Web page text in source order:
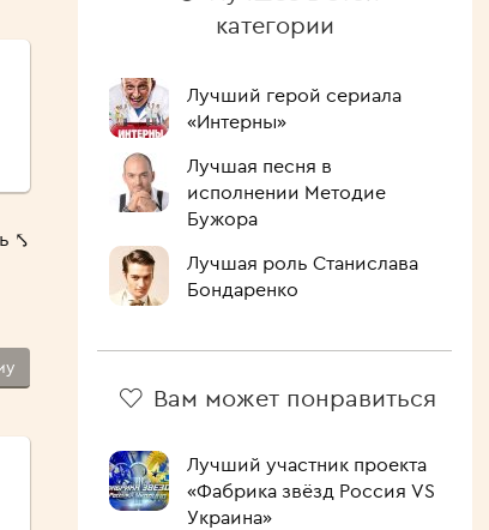
⤣
категории
Лучший герой сериала
«Интерны»
Лучшая песня в
исполнении Методие
Бужора
Лучшая роль Станислава
Бондаренко
Вам может понравиться
Лучший участник проекта
«Фабрика звёзд Россия VS
Украина»